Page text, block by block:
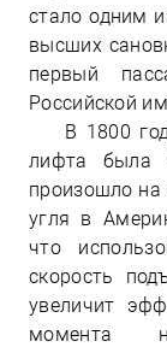
стало одним
высших
первый
Российской
В 1800
лифта была
произошло на
угля в
что
скорость
увеличит
момента